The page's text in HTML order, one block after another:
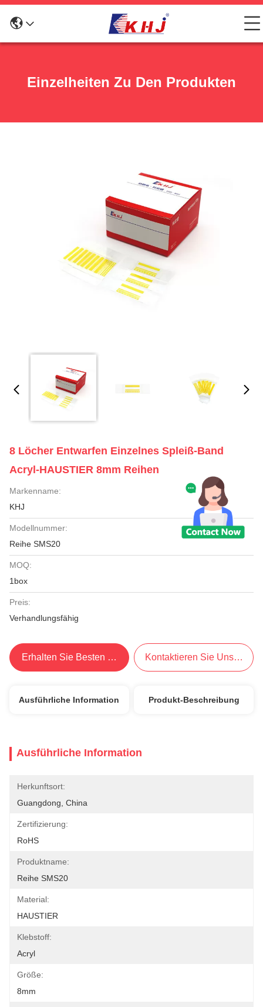
Einzelheiten Zu Den Produkten
8 Löcher Entwarfen Einzelnes Spleiß-Band
Acryl-HAUSTIER 8mm Reihen
Markenname:
KHJ
Modellnummer:
Reihe SMS20
MOQ:
1box
Preis:
Verhandlungsfähig
Erhalten Sie Besten Preis Kontaktieren Sie Uns Jetzt
Ausführliche Information Produkt-Beschreibung
Ausführliche Information
Herkunftsort:
Guangdong, China
Zertifizierung:
RoHS
Produktname:
Reihe SMS20
Material:
HAUSTIER
Klebstoff:
Acryl
Größe:
8mm